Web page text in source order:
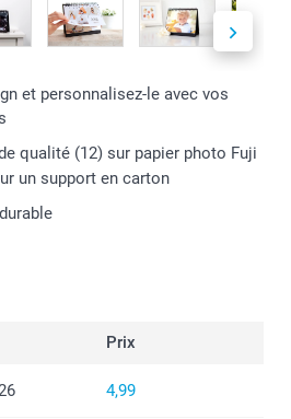
et personnalisez-le avec vos
qualité (12) sur papier photo Fuji
un support en carton
Prix
4,99